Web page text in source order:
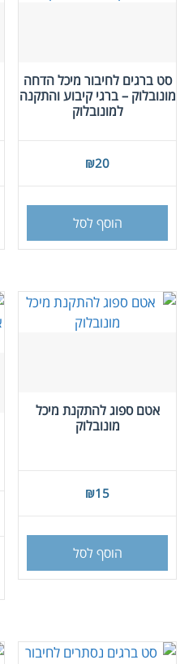
סט ברגים לחיבור מיכל הדחה
מונובלוק – ברגי קיבוע והתקנה
למונובלוק
₪20
הוסף לסל
אטם ספוג להתקנת מיכל
מונובלוק
₪15
הוסף לסל